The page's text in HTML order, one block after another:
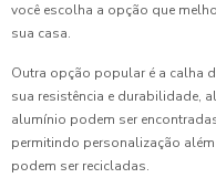
você escolha a opção que
sua casa.
Outra opção popular é a calha
sua resistência e durabilidade,
alumínio podem ser
permitindo personalização
podem ser recicladas.